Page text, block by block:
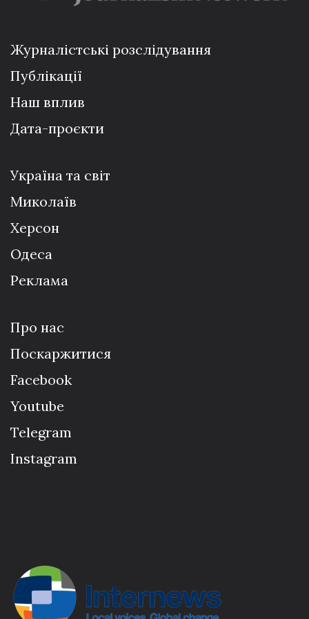
Журналістські розслідування
Публікації
Наш вплив
Дата-проєкти
Україна та світ
Миколаїв
Херсон
Одеса
Реклама
Про нас
Поскаржитися
Facebook
Youtube
Telegram
Instagram